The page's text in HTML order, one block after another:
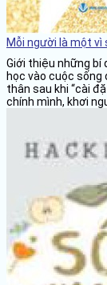
Mỗi người là một vì
Giới thiệu những bí
học vào cuộc sống
thân sau khi “cài
chính mình, khơi